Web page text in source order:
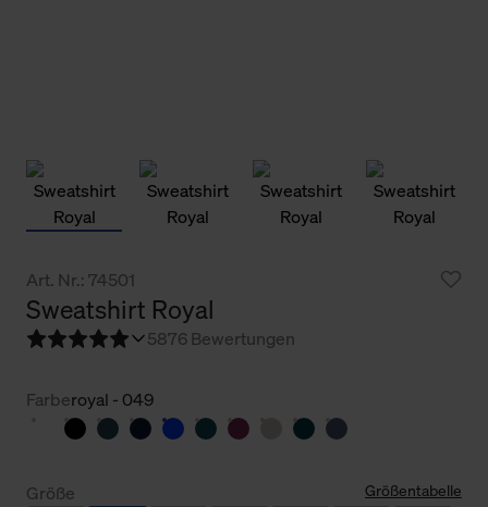
Art. Nr.: 74501
Sweatshirt Royal
5876 Bewertungen
Farberoyal - 049
Größe Größentabelle